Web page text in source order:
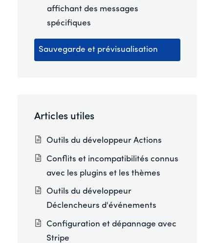
affichant des messages
spécifiques
Sauvegarde et prévisualisation
Articles utiles
Outils du développeur Actions
Conflits et incompatibilités connus
avec les plugins et les thèmes
Outils du développeur
Déclencheurs d'événements
Configuration et dépannage avec
Stripe